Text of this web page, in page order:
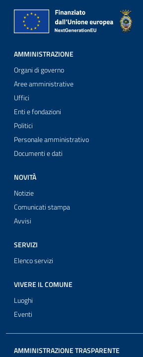
AMMINISTRAZIONE
Organi di governo
Aree amministrative
Uffici
Enti e fondazioni
Politici
Personale amministrativo
Documenti e dati
NOVITÀ
Notizie
Comunicati stampa
Avvisi
SERVIZI
Elenco servizi
VIVERE IL COMUNE
Luoghi
Eventi
AMMINISTRAZIONE TRASPARENTE